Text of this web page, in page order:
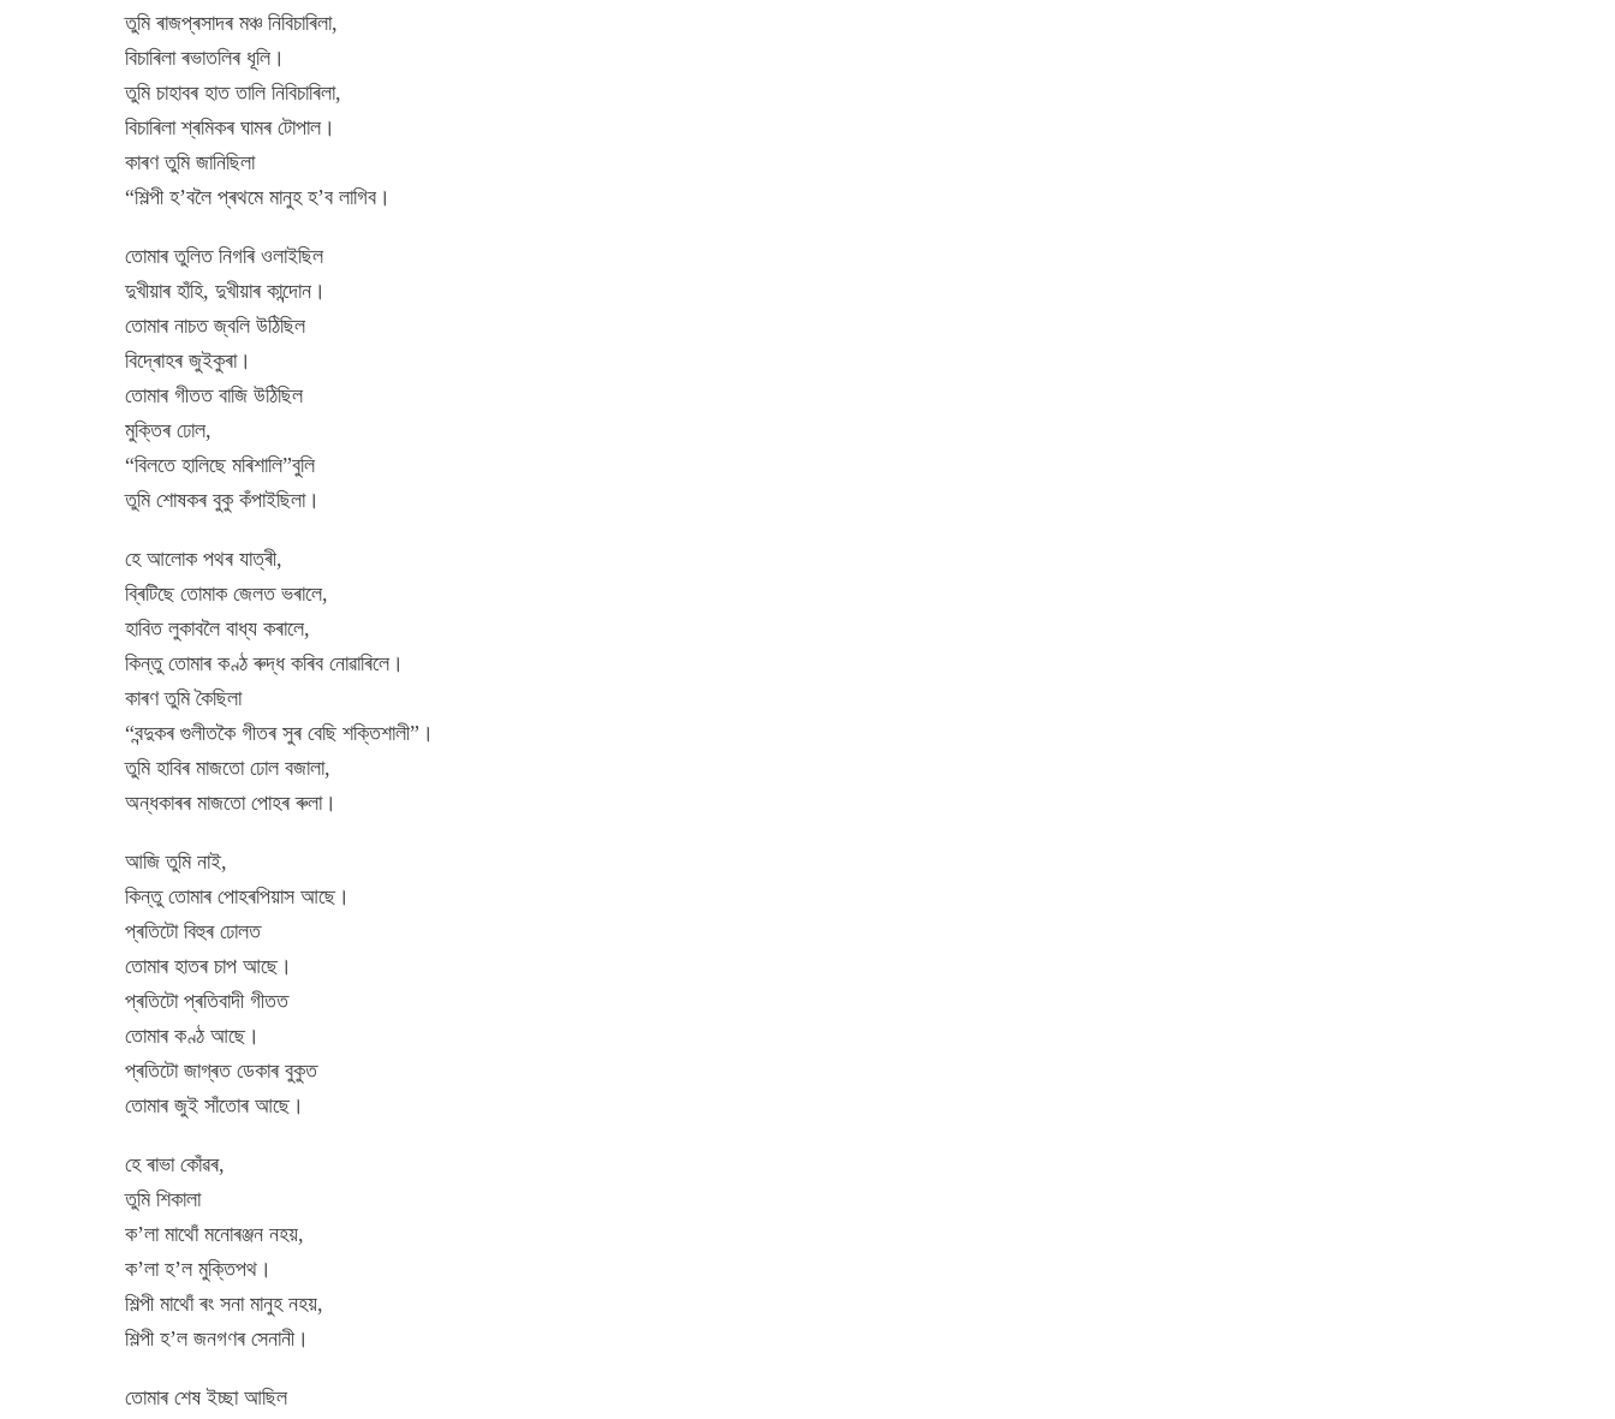
তুমি ৰাজপ্ৰসাদৰ মঞ্চ নিবিচাৰিলা,
বিচাৰিলা ৰভাতলিৰ ধূলি।
তুমি চাহাবৰ হাত তালি নিবিচাৰিলা,
বিচাৰিলা শ্ৰমিকৰ ঘামৰ টোপাল।
কাৰণ তুমি জানিছিলা
“শিল্পী হ’বলৈ প্ৰথমে মানুহ হ’ব লাগিব।
তোমাৰ তুলিত নিগৰি ওলাইছিল
দুখীয়াৰ হাঁহি, দুখীয়াৰ কান্দোন।
তোমাৰ নাচত জ্বলি উঠিছিল
বিদ্ৰোহৰ জুইকুৰা।
তোমাৰ গীতত বাজি উঠিছিল
মুক্তিৰ ঢোল,
“বিলতে হালিছে মৰিশালি”বুলি
তুমি শোষকৰ বুকু কঁপাইছিলা।
হে আলোক পথৰ যাত্ৰী,
ব্ৰিটিছে তোমাক জেলত ভৰালে,
হাবিত লুকাবলৈ বাধ্য কৰালে,
কিন্তু তোমাৰ কণ্ঠ ৰুদ্ধ কৰিব নোৱাৰিলে।
কাৰণ তুমি কৈছিলা
“বন্দুকৰ গুলীতকৈ গীতৰ সুৰ বেছি শক্তিশালী”।
তুমি হাবিৰ মাজতো ঢোল বজালা,
অন্ধকাৰৰ মাজতো পোহৰ ৰুলা।
আজি তুমি নাই,
কিন্তু তোমাৰ পোহৰপিয়াস আছে।
প্ৰতিটো বিহুৰ ঢোলত
তোমাৰ হাতৰ চাপ আছে।
প্ৰতিটো প্ৰতিবাদী গীতত
তোমাৰ কণ্ঠ আছে।
প্ৰতিটো জাগ্ৰত ডেকাৰ বুকুত
তোমাৰ জুই সাঁতোৰ আছে।
হে ৰাভা কোঁৱৰ,
তুমি শিকালা
ক’লা মাথোঁ মনোৰঞ্জন নহয়,
ক’লা হ’ল মুক্তিপথ।
শিল্পী মাথোঁ ৰং সনা মানুহ নহয়,
শিল্পী হ’ল জনগণৰ সেনানী।
তোমাৰ শেষ ইচ্ছা আছিল